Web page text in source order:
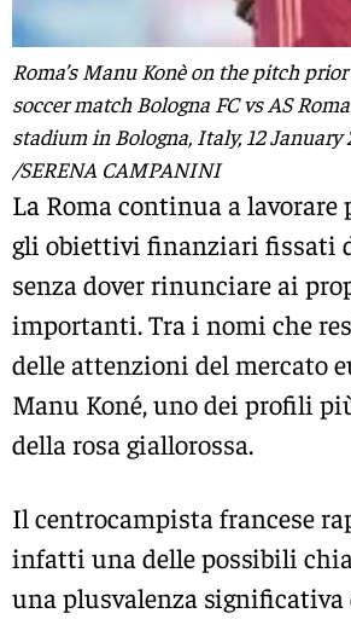
Roma’s Manu Konè on the pitch
soccer match Bologna FC vs AS
stadium in Bologna, Italy, 12 January
/SERENA CAMPANINI
La Roma continua a lavorare
gli obiettivi finanziari fissati
senza dover rinunciare ai
importanti. Tra i nomi che
delle attenzioni del mercato
Manu Koné, uno dei profili
della rosa giallorossa.
Il centrocampista francese
infatti una delle possibili
una plusvalenza